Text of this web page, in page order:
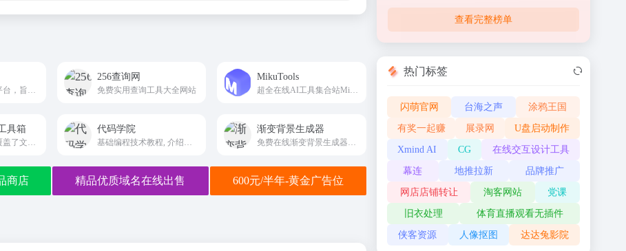
256查询网
免费实用查询工具大全网站
MikuTools
具箱 代码学院 渐变背景生成器
商店 精品优质域名在线出售 600元/半年-黄金广告位
查看完整榜单
热门标签
闪萌官网 台海之声 涂鸦王国
有奖一起赚 展录网 U盘启动制作
Xmind AI CG 在线交互设计工具
幕连 地推拉新 品牌推广
网店店铺转让 淘客网站 党课
旧衣处理 体育直播观看无插件
侠客资源 人像抠图 达达兔影院